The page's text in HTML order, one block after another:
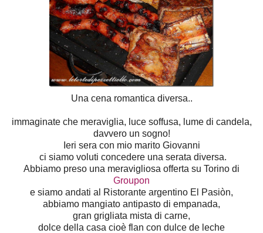
Una cena romantica diversa..
immaginate che meraviglia, luce soffusa, lume di candela,
davvero un sogno!
Ieri sera con mio marito Giovanni
ci siamo voluti concedere una serata diversa.
Abbiamo preso una meravigliosa offerta su Torino di
Groupon
e siamo andati al Ristorante argentino El Pasiòn,
abbiamo mangiato antipasto di empanada,
gran grigliata mista di carne,
dolce della casa cioè flan con dulce de leche